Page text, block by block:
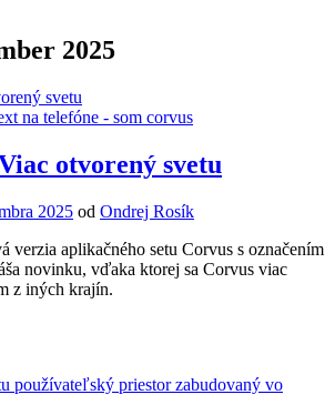
2025
svetu
otvorený svetu
2025 od Ondrej Rosík
verzia aplikačného setu Corvus s označením
novinku, vďaka ktorej sa Corvus viac
z iných krajín.
používateľský priestor zabudovaný vo